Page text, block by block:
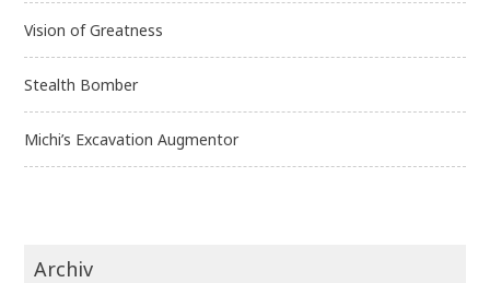
Vision of Greatness
Stealth Bomber
Michi’s Excavation Augmentor
Archiv